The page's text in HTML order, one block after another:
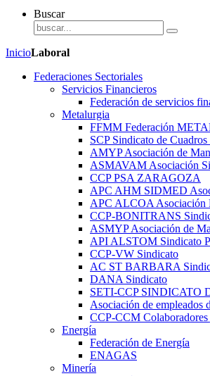
Buscar
InicioLaboral
Federaciones Sectoriales
Servicios Financieros
Federación de servicios
Metalurgia
FFMM Federación
SCP Sindicato de
AMYP Asociación de
ASMAVAM Asociación
CCP PSA ZARAGOZA
APC AHM SIDMED
APC ALCOA Asociación
CCP-BONITRANS
ASMYP Asociación de
API ALSTOM Sindicato
CCP-VW Sindicato
AC ST BARBARA
DANA Sindicato
SETI-CCP SINDICATO
Asociación de
CCP-CCM
Energía
Federación de Energía
ENAGAS
Minería